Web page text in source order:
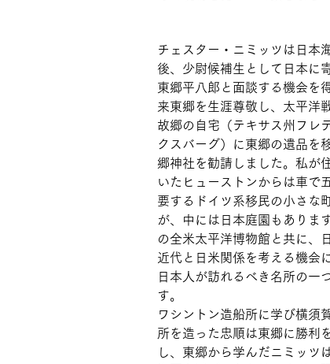
チェスター・ニミッツは日本
後、少尉候補生として日本に
東郷平八郎と面談する機会を
来東郷を生涯尊敬し、太平洋
故郷の自宅（テキサス州フレ
クスバーグ）に東郷の遺品を
郷神社を勧請しました。私が
いたヒューストンからは車で
要するドイツ系移民の小さな
が、中には日本庭園もありま
の全米太平洋博物館と共に、
近代と日米関係を考える機会
日本人が訪れるべき名所の一
す。
ワシントン造船所に学び横須
所を造った忠順は東郷に勝利
し、東郷から学んだニミッツ